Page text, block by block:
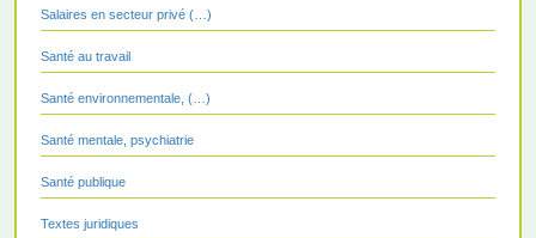
Salaires en secteur privé (…)
Santé au travail
Santé environnementale, (…)
Santé mentale, psychiatrie
Santé publique
Textes juridiques